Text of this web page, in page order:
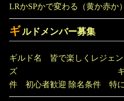
LRかSPかで変わる（黄か赤か）
ギルドメンバー募集
ギルド名 皆で楽しくレジェン
ズ ギルドID
件 初心者歓迎 除名条件 特